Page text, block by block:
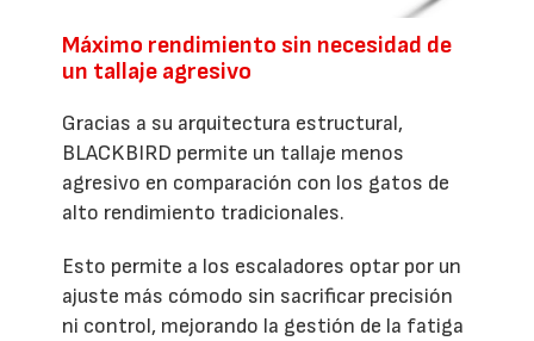
Máximo rendimiento sin necesidad de
un tallaje agresivo
Gracias a su arquitectura estructural,
BLACKBIRD permite un tallaje menos
agresivo en comparación con los gatos de
alto rendimiento tradicionales.
Esto permite a los escaladores optar por un
ajuste más cómodo sin sacrificar precisión
ni control, mejorando la gestión de la fatiga